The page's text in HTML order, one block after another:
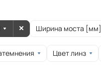
Ширина моста [мм]
Цвет линз